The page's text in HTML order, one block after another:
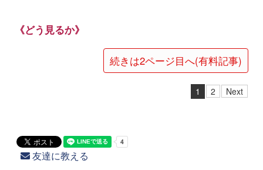
《どう見るか》
続きは2ページ目へ(有料記事)
1 2 Next
友達に教える